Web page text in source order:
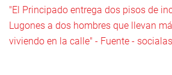
"El Principado entrega dos pisos de
Lugones a dos hombres que llevan
viviendo en la calle" - Fuente -